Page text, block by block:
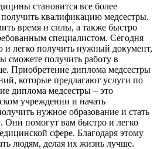
становится все более
квалификацию медсестры.
время и силы, а также быстро
специалистом. Сегодня
легко получить нужный документ,
сможете получить работу в
Приобретение диплома медсестры
которые предлагают услуги по
диплома медсестры – это
учреждении и начать
нужное образование и стать
Они помогут вам быстро и легко
сфере. Благодаря этому
людям, делая их жизнь лучше.